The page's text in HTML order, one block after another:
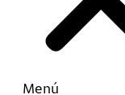
Menú